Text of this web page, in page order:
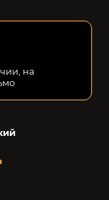
на